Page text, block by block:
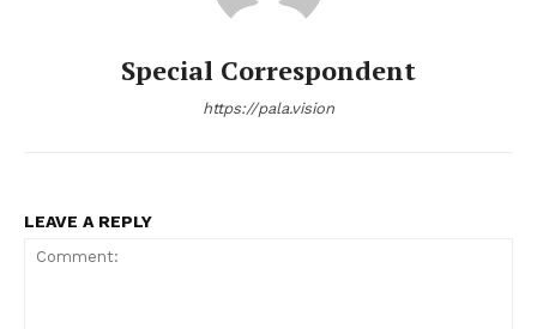
Special Correspondent
https://pala.vision
LEAVE A REPLY